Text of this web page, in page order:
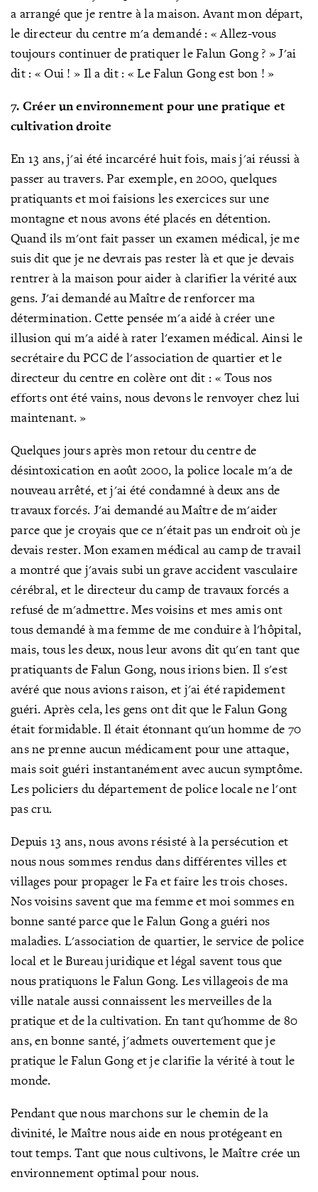
a arrangé que je rentre à la maison. Avant mon départ,
le directeur du centre m'a demandé : « Allez-vous
toujours continuer de pratiquer le Falun Gong? » J'ai
dit: « Oui ! » Il a dit: « Le Falun Gong est bon ! »
7. Créer un environnement pour une pratique et
cultivation droite
En 13 ans, j'ai été incarcéré huit fois, mais j'ai réussi à
passer au travers. Par exemple, en 2000, quelques
pratiquants et moi faisions les exercices sur une
montagne et nous avons été placés en détention.
Quand ils m'ont fait passer un examen médical, je me
suis dit que je ne devrais pas rester là et que je devais
rentrer à la maison pour aider à clarifier la vérité aux
gens. J'ai demandé au Maître de renforcer ma
détermination. Cette pensée m'a aidé à créer une
illusion qui m'a aidé à rater l'examen médical. Ainsi le
secrétaire du PCC de l'association de quartier et le
directeur du centre en colère ont dit : « Tous nos
efforts ont été vains, nous devons le renvoyer chez lui
maintenant. »
Quelques jours après mon retour du centre de
désintoxication en août 2000, la police locale m'a de
nouveau arrêté, et j'ai été condamné à deux ans de
travaux forcés. J'ai demandé au Maître de m'aider
parce que je croyais que ce n'était pas un endroit où je
devais rester. Mon examen médical au camp de travail
a montré que j'avais subi un grave accident vasculaire
cérébral, et le directeur du camp de travaux forcés a
refusé de m'admettre. Mes voisins et mes amis ont
tous demandé à ma femme de me conduire à l'hôpital,
mais, tous les deux, nous leur avons dit qu'en tant que
pratiquants de Falun Gong, nous irions bien. Il s'est
avéré que nous avions raison, et j'ai été rapidement
guéri. Après cela, les gens ont dit que le Falun Gong
était formidable. Il était étonnant qu'un homme de 70
ans ne prenne aucun médicament pour une attaque,
mais soit guéri instantanément avec aucun symptôme.
Les policiers du département de police locale ne l'ont
pas cru.
Depuis 13 ans, nous avons résisté à la persécution et
nous nous sommes rendus dans différentes villes et
villages pour propager le Fa et faire les trois choses.
Nos voisins savent que ma femme et moi sommes en
bonne santé parce que le Falun Gong a guéri nos
maladies. L'association de quartier, le service de police
local et le Bureau juridique et légal savent tous que
nous pratiquons le Falun Gong. Les villageois de ma
ville natale aussi connaissent les merveilles de la
pratique et de la cultivation. En tant qu'homme de 80
ans, en bonne santé, j'admets ouvertement que je
pratique le Falun Gong et je clarifie la vérité à tout le
monde.
Pendant que nous marchons sur le chemin de la
divinité, le Maître nous aide en nous protégeant en
tout temps. Tant que nous cultivons, le Maître crée un
environnement optimal pour nous.